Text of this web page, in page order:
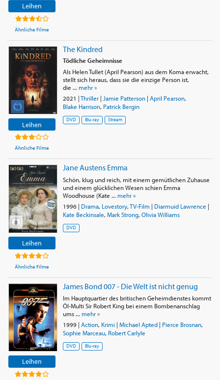
Leihen
Ähnliche Filme
Leihen
Ähnliche Filme
The Kindred
Tödliche Geheimnisse
Als Helen Tullet (April Pearson) aus dem Koma erwacht,
stellt sich heraus, dass sie die einzige Person ist,
die ... mehr »
2021 |Thriller| Jamie Patterson| April Pearson,
Blake Harrison, Patrick Bergin
DVD Blu-ray Stream
Leihen
Ähnliche Filme
Jane Austens Emma
Schön, klug und reich, mit einem gemütlichen Zuhause
und einem glücklichen Wesen schien Emma
Woodhouse (Kate ... mehr »
1996| Drama, Lovestory,TV-Film | Diarmuid Lawrence |
Kate Beckinsale, Mark Strong, Olivia Williams
DVD
Leihen
James Bond 007 - Die Welt ist nicht genug
Im Hauptquartier des britischen Geheimdienstes kommt
Öl-Multi Sir Robert King bei einem Bombenanschlag
ums ... mehr »
1999| Action, Krimi| Michael Apted| Pierce Brosnan,
Sophie Marceau, Robert Carlyle
DVD Blu-ray